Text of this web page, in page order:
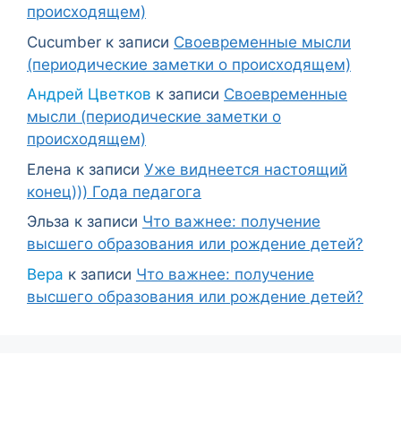
происходящем)
Cucumber к записи Своевременные мысли
(периодические заметки о происходящем)
Андрей Цветков к записи Своевременные
мысли (периодические заметки о
происходящем)
Елена к записи Уже виднеется настоящий
конец))) Года педагога
Эльза к записи Что важнее: получение
высшего образования или рождение детей?
Вера к записи Что важнее: получение
высшего образования или рождение детей?